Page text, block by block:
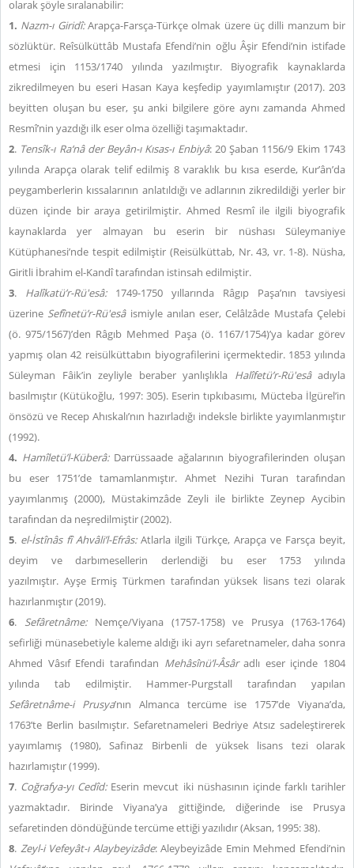
olarak şöyle sıralanabilir:
1. Nazm-ı Giridî:Arapça-Farsça-Türkçe olmak üzere üç dilli manzum bir
sözlüktür. Reîsülküttâb Mustafa Efendi’nin oğlu Âşir Efendi’nin istifade
etmesi için 1153/1740 yılında yazılmıştır. Biyografik kaynaklarda
zikredilmeyen bu eseri Hasan Kaya keşfedip yayımlamıştır (2017). 203
beyitten oluşan bu eser, şu anki bilgilere göre aynı zamanda Ahmed
Resmî’nin yazdığı ilk eser olma özelliği taşımaktadır.
2. Tensîk-ı Ra‘nâ der Beyân-ı Kısas-ı Enbiyâ: 20 Şaban 1156/9 Ekim 1743
yılında Arapça olarak telif edilmiş 8 varaklık bu kısa eserde, Kur’ân’da
peygamberlerin kıssalarının anlatıldığı ve adlarının zikredildiği yerler bir
düzen içinde bir araya getirilmiştir. Ahmed Resmî ile ilgili biyografik
kaynaklarda yer almayan bu eserin bir nüshası Süleymaniye
Kütüphanesi’nde tespit edilmiştir (Reisülküttab, Nr. 43, vr. 1-8). Nüsha,
Giritli İbrahim el-Kandî tarafından istinsah edilmiştir.
3. Halîkatü’r-Rü'esâ: 1749-1750 yıllarında Râgıp Paşa’nın tavsiyesi
üzerine Sefînetü’r-Rü'esâismiyle anılan eser, Celâlzâde Mustafa Çelebi
(ö. 975/1567)’den Râgıb Mehmed Paşa (ö. 1167/1754)’ya kadar görev
yapmış olan 42 reisülküttabın biyografilerini içermektedir. 1853 yılında
Süleyman Fâik’in zeyliyle beraber yanlışlıkla Halîfetü’r-Rü'esâ adıyla
basılmıştır (Kütükoğlu, 1997: 305). Eserin tıpkıbasımı, Mücteba İlgürel’in
önsözü ve Recep Ahıskalı’nın hazırladığı indeksle birlikte yayımlanmıştır
(1992).
4. Hamîletü’l-Küberâ:Darrüssaade ağalarının biyografilerinden oluşan
bu eser 1751’de tamamlanmıştır. Ahmet Nezihi Turan tarafından
yayımlanmış (2000), Müstakimzâde Zeyli ile birlikte Zeynep Aycibin
tarafından da neşredilmiştir (2002).
5. el-İstînâs fî Ahvâli’l-Efrâs:Atlarla ilgili Türkçe, Arapça ve Farsça beyit,
deyim ve darbımesellerin derlendiği bu eser 1753 yılında
yazılmıştır. Ayşe Ermiş Türkmen tarafından yüksek lisans tezi olarak
hazırlanmıştır (2019).
6. Sefâretnâme:Nemçe/Viyana (1757-1758) ve Prusya (1763-1764)
sefirliği münasebetiyle kaleme aldığı iki ayrı sefaretnameler, daha sonra
Ahmed Vâsıf Efendi tarafından Mehâsînü’l-Âsâradlı eser içinde 1804
yılında tab edilmiştir. Hammer-Purgstall tarafından yapılan
Sefâretnâme-i Prusya’nın Almanca tercüme ise 1757’de Viyana’da,
1763’te Berlin basılmıştır. Sefaretnameleri Bedriye Atsız sadeleştirerek
yayımlamış (1980), Safinaz Birbenli de yüksek lisans tezi olarak
hazırlamıştır (1999).
7. Coğrafya-yı Cedîd:Eserin mevcut iki nüshasının içinde farklı tarihler
yazmaktadır. Birinde Viyana’ya gittiğinde, diğerinde ise Prusya
sefaretinden döndüğünde tercüme ettiği yazılıdır (Aksan, 1995: 38).
8. Zeyl-i Vefeyât-ı Alaybeyizâde: Aleybeyizâde Emin Mehmed Efendi’nin